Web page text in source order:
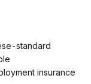
standard
insurance